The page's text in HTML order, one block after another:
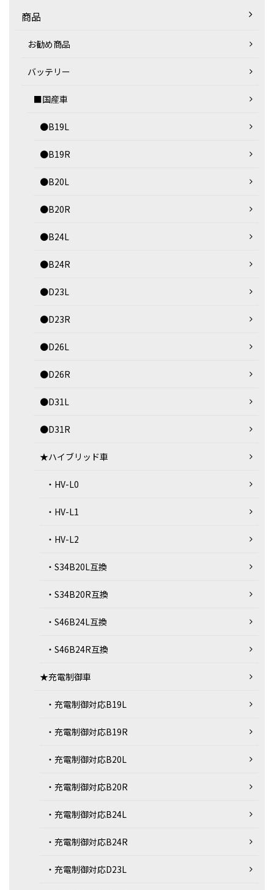
商品
お勧め商品
バッテリー
■国産車
●B19L
●B19R
●B20L
●B20R
●B24L
●B24R
●D23L
●D23R
●D26L
●D26R
●D31L
●D31R
★ハイブリッド車
・HV-L0
・HV-L1
・HV-L2
・S34B20L互換
・S34B20R互換
・S46B24L互換
・S46B24R互換
★充電制御車
・充電制御対応B19L
・充電制御対応B19R
・充電制御対応B20L
・充電制御対応B20R
・充電制御対応B24L
・充電制御対応B24R
・充電制御対応D23L